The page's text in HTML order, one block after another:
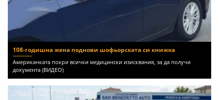
108-годишна жена поднови шофьорската си книжка
Американката покри всички медицински изисквания, за да получи
документа (ВИДЕО)